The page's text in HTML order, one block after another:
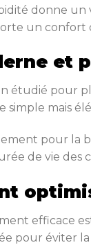
donne un
un
et
étudié pour
mais
pour la
de vie des
efficace
pour éviter